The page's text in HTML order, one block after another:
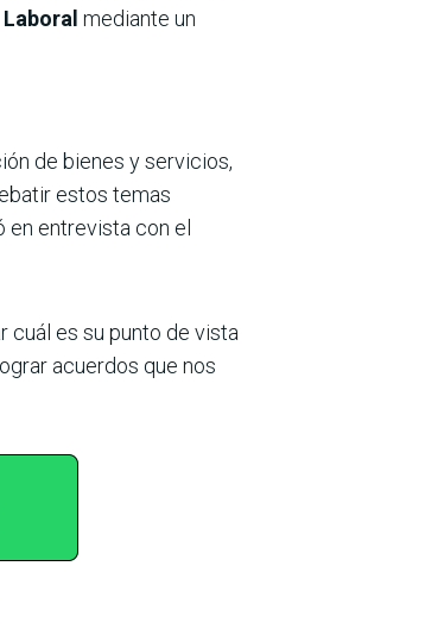
mediante un
de bienes y servicios,
estos temas
en entrevista con el
cuál es su punto de vista
acuerdos que nos